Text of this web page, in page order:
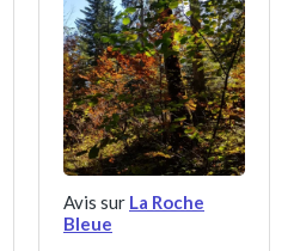
Avis sur La Roche
Bleue